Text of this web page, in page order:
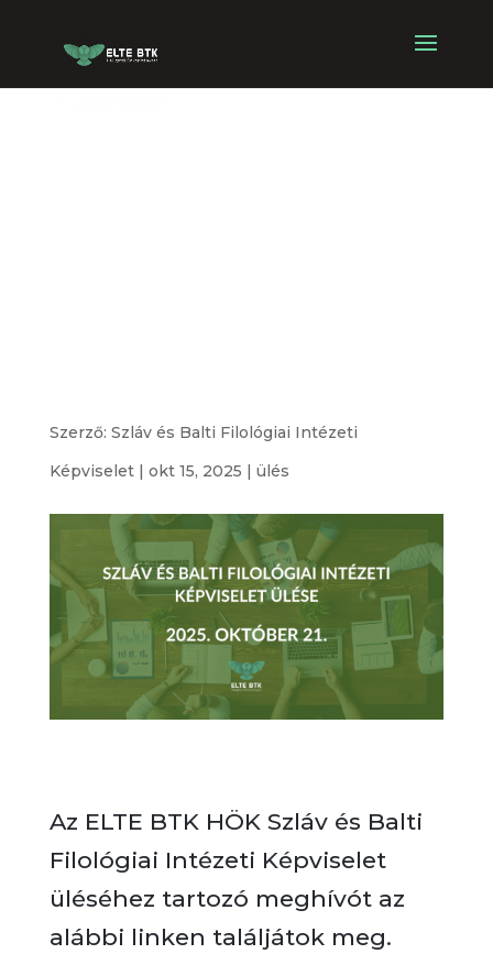
Szerző: Szláv és Balti Filológiai Intézeti
Képviselet| okt 15, 2025 | ülés
Az ELTE BTK HÖK Szláv és Balti
Filológiai Intézeti Képviselet
üléséhez tartozó meghívót az
alábbi linken találjátok meg.